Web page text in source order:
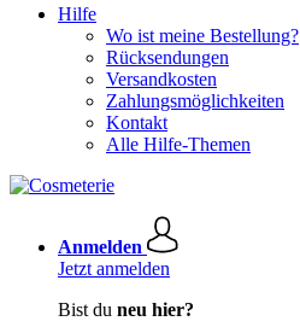
Hilfe
Wo ist meine Bestellung?
Rücksendungen
Versandkosten
Zahlungsmöglichkeiten
Kontakt
Alle Hilfe-Themen
Anmelden
Jetzt anmelden
Bist du neu hier?